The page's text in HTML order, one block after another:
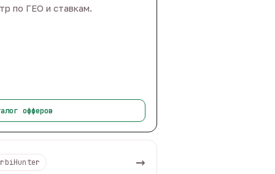
по ГЕО и ставкам.
офферов
→